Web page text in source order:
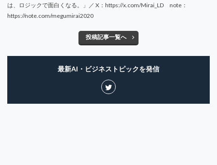
は、ロジックで面白くなる。」／ X：https://x.com/Mirai_LD note：
https://note.com/megumirai2020
投稿記事一覧へ
最新AI・ビジネストピックを発信